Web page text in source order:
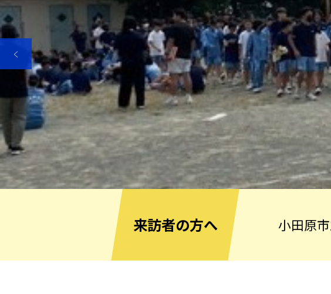
来訪者の方へ 小田原